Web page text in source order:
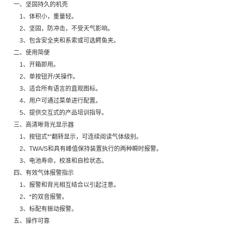
一、坚固持久的机壳
1、体积小，重量轻。
2、坚固，防冲击，不受天气影响。
3、包含安全夹和系索或可选鳄鱼夹。
二、使用简便
1、开箱即用。
2、单按钮开/关操作。
3、适合所有语言的直观图标。
4、用户可通过菜单进行配置。
5、提供交互式的产品培训指导。
三、高清晰背光显示器
1、按钮式*“翻转显示，可连续阅读气体级别。
2、TWA/S和具有峰值保持装置执行的两种瞬时报警。
3、电池寿命，校准和自检状态。
四、有效气体报警指示
1、报警和背光相互结合以引起注意。
2、*的双音报警。
3、标配有振动报警。
五、操作可靠